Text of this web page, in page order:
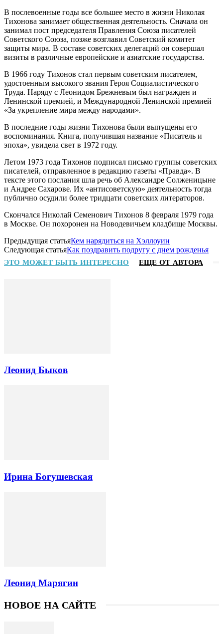
В послевоенные годы все большее место в жизни Николая
Тихонова занимает общественная деятельность. Сначала он
занимал пост председателя Правления Союза писателей
Советского Союза, позже возглавил Советский комитет
защиты мира. В составе советских делегаций он совершал
визиты в различные европейские и азиатские государства.
В 1966 году Тихонов стал первым советским писателем,
удостоенным высокого звания Героя Социалистического
Труда. Наряду с Леонидом Брежневым был награжден и
Ленинской премией, и Международной Ленинской премией
«За укрепление мира между народами».
В последние годы жизни Тихонова были выпущены его
воспоминания. Книга, получившая название «Писатель и
эпоха», увидела свет в 1972 году.
Летом 1973 года Тихонов подписал письмо группы советских
писателей, отправленное в редакцию газеты «Правда». В
тексте этого послания шла речь об Александре Солженицыне
и Андрее Сахарове. Их «антисоветскую» деятельность тогда
публично осудили более тридцати советских литераторов.
Скончался Николай Семенович Тихонов 8 февраля 1979 года
в Москве. Он похоронен на Новодевичьем кладбище Москвы.
Предыдущая статьяКем нарядиться на Хэллоуин
Следующая статьяКак поздравить подругу с днем рожденья
ЭТО МОЖЕТ БЫТЬ ИНТЕРЕСНО ЕЩЕ ОТ АВТОРА
Леонид Быков
Ирина Богушевская
Леонид Марягин
НОВОЕ НА САЙТЕ